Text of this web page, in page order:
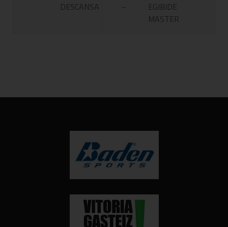
DESCANSA –
EGIBIDE
MASTER